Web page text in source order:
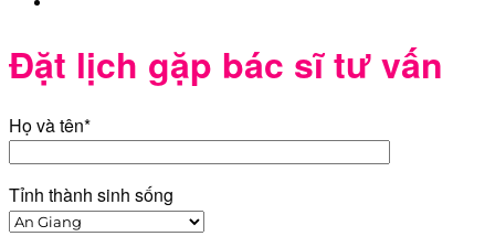
Đặt lịch gặp bác sĩ tư vấn
Họ và tên*
Tỉnh thành sinh sống